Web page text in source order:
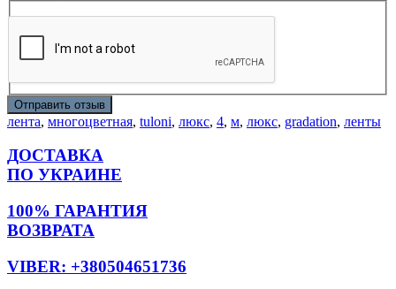
Отправить отзыв
лента, многоцветная, tuloni, люкс, 4, м, люкс, gradation, ленты
ДОСТАВКА
ПО УКРАИНЕ
100% ГАРАНТИЯ
ВОЗВРАТА
VIBER: +380504651736